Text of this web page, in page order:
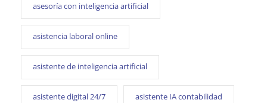
asesoría con inteligencia artificial
asistencia laboral online
asistente de inteligencia artificial
asistente digital 24/7 asistente IA contabilidad